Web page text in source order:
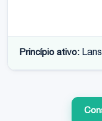
Princípio ativo: